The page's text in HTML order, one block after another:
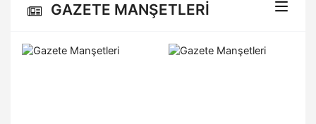
GAZETE MANŞETLERİ